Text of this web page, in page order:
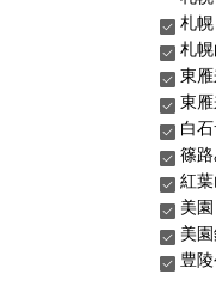
札
札
東
東
白
篠
紅
美
美
豊